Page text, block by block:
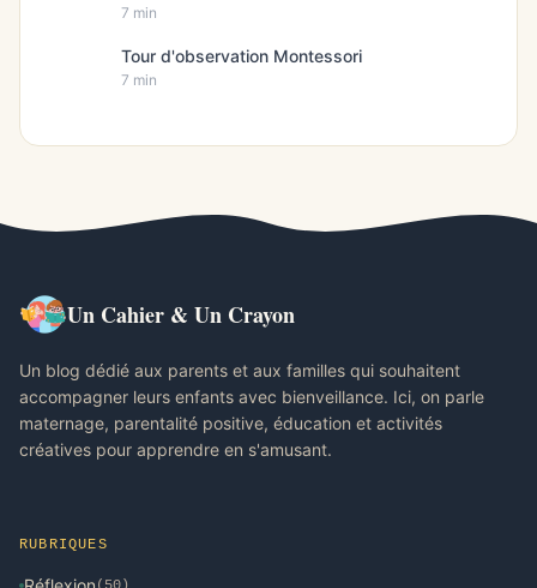
7 min
Tour d'observation Montessori
7 min
Un Cahier & Un Crayon
Un blog dédié aux parents et aux familles qui souhaitent
accompagner leurs enfants avec bienveillance. Ici, on parle
maternage, parentalité positive, éducation et activités
créatives pour apprendre en s'amusant.
RUBRIQUES